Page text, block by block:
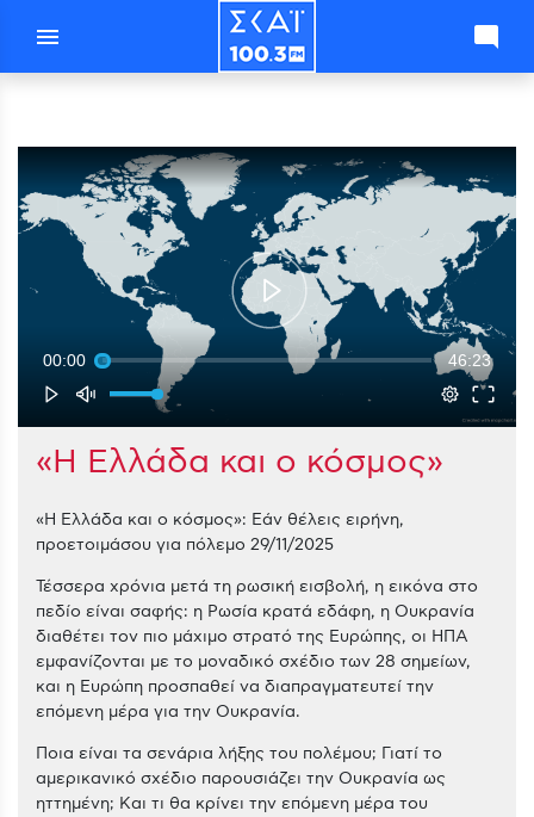
menu mode_comment
00:00 46:23
«Η Ελλάδα και ο κόσμος»
«Η Ελλάδα και ο κόσμος»: Εάν θέλεις ειρήνη,
προετοιμάσου για πόλεμο 29/11/2025
Τέσσερα χρόνια μετά τη ρωσική εισβολή, η εικόνα στο
πεδίο είναι σαφής: η Ρωσία κρατά εδάφη, η Ουκρανία
διαθέτει τον πιο μάχιμο στρατό της Ευρώπης, οι ΗΠΑ
εμφανίζονται με το μοναδικό σχέδιο των 28 σημείων,
και η Ευρώπη προσπαθεί να διαπραγματευτεί την
επόμενη μέρα για την Ουκρανία.
Ποια είναι τα σενάρια λήξης του πολέμου; Γιατί το
αμερικανικό σχέδιο παρουσιάζει την Ουκρανία ως
ηττημένη; Και τι θα κρίνει την επόμενη μέρα του